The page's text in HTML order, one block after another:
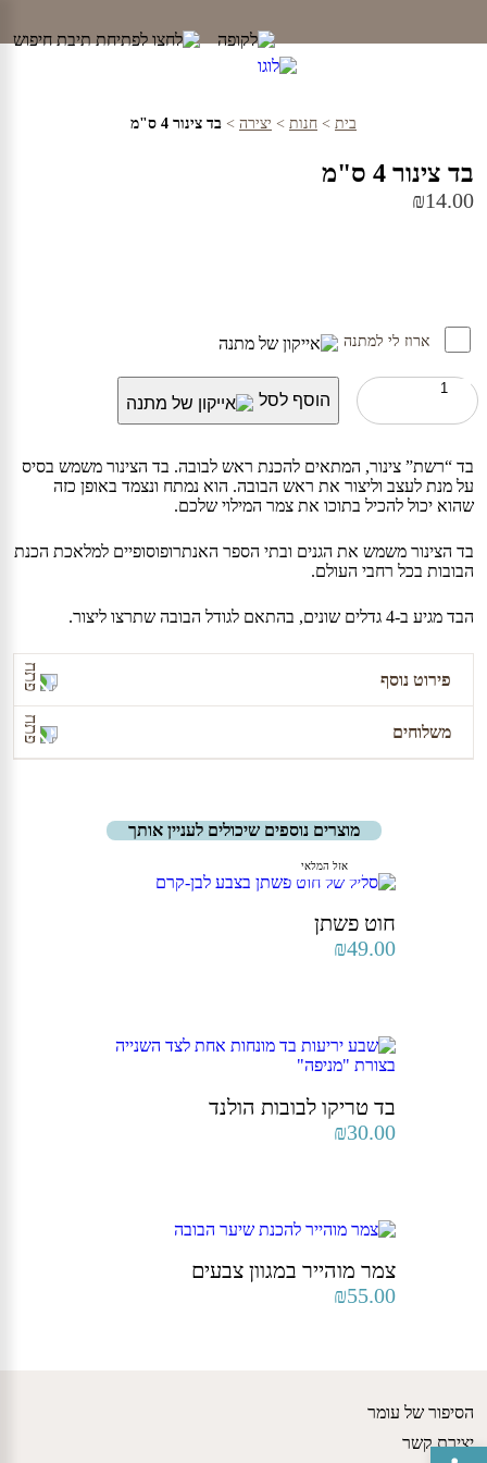
content
בית > חנות > יצירה > בד צינור 4 ס"מ
בד צינור 4 ס"מ
₪14.00
ארוז לי למתנה
כמות
בד
4
ס"מ
הוסף לסל
בד “רשת” צינור, המתאים להכנת ראש לבובה. בד הצינור משמש בסיס
על מנת לעצב וליצור את ראש הבובה. הוא נמתח ונצמד באופן כזה
שהוא יכול להכיל בתוכו את צמר המילוי שלכם.
בד הצינור משמש את הגנים ובתי הספר האנתרופוסופיים למלאכת הכנת
הבובות בכל רחבי העולם.
הבד מגיע ב-4 גדלים שונים, בהתאם לגודל הבובה שתרצו ליצור.
פירוט נוסף
המחיר הוא למטר אחד.
משלוחים
כמובן שאתם/ן מוזמנים/ות להגיע לאחד הסניפים שלנו
ולאסוף את החבילה.
| תל אביב (שבזי 56)
מוצרים נוספים שיכולים לעניין אותך
חוט פשתן
אזל המלאי
₪49.00
בד טריקו לבובות הולנד
₪30.00
צמר מוהייר במגוון צבעים
₪55.00
הסיפור של עומר
יצירת קשר